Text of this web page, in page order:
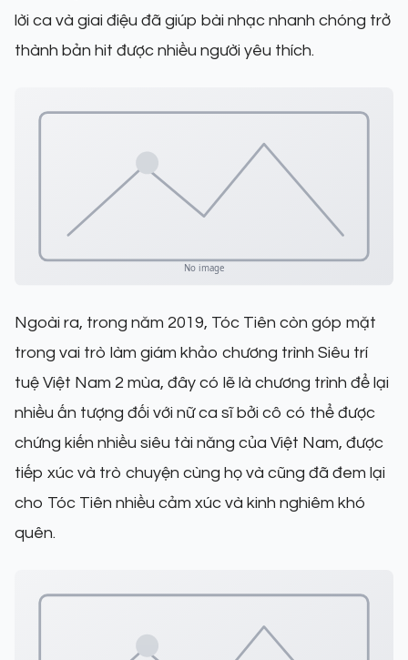
lời ca và giai điệu đã giúp bài nhạc nhanh chóng trở
thành bản hit được nhiều người yêu thích.
Ngoài ra, trong năm 2019, Tóc Tiên còn góp mặt
trong vai trò làm giám khảo chương trình Siêu trí
tuệ Việt Nam 2 mùa, đây có lẽ là chương trình để lại
nhiều ấn tượng đối với nữ ca sĩ bởi cô có thể được
chứng kiến nhiều siêu tài năng của Việt Nam, được
tiếp xúc và trò chuyện cùng họ và cũng đã đem lại
cho Tóc Tiên nhiều cảm xúc và kinh nghiêm khó
quên.